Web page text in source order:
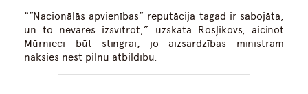
“”Nacionālās apvienības” reputācija tagad ir sabojāta,
un to nevarēs izsvītrot,” uzskata Rosļikovs, aicinot
Mūrnieci būt stingrai, jo aizsardzības ministram
nāksies nest pilnu atbildību.